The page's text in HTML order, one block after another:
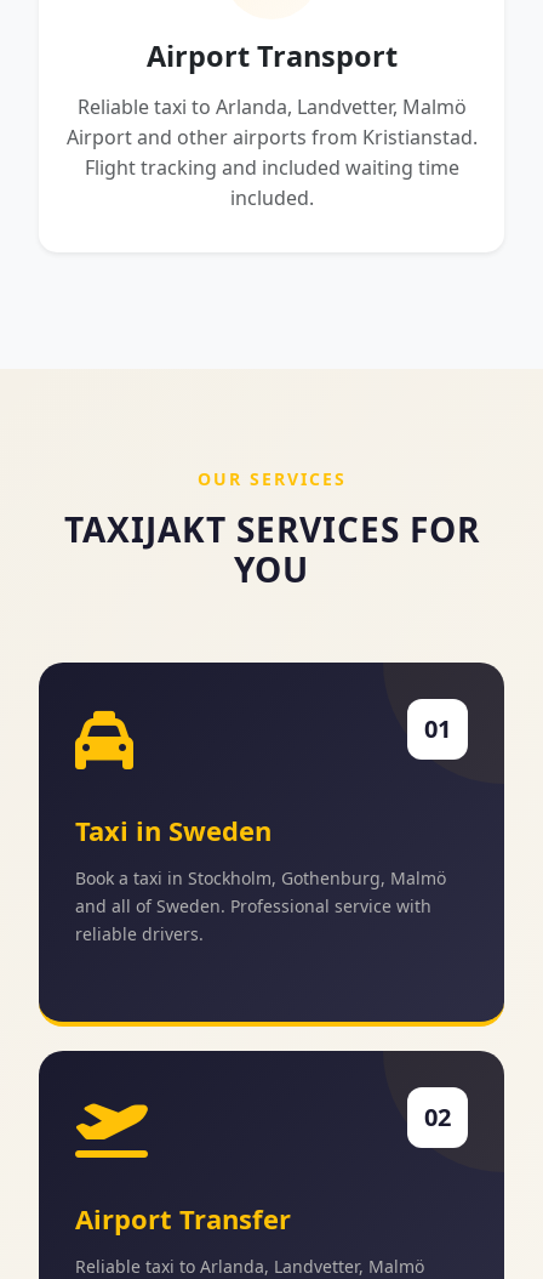
Airport Transport
Reliable taxi to Arlanda, Landvetter, Malmö
Airport and other airports from Kristianstad.
Flight tracking and included waiting time
included.
OUR SERVICES
TAXIJAKT SERVICES FOR
YOU
01
Taxi in Sweden
Book a taxi in Stockholm, Gothenburg, Malmö
and all of Sweden. Professional service with
reliable drivers.
02
Airport Transfer
Reliable taxi to Arlanda, Landvetter, Malmö